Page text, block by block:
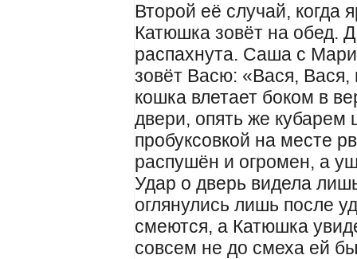
Второй её случай, когда
Катюшка зовёт на обед.
распахнута. Саша с
зовёт Васю: «Вася,
кошка влетает боком в
двери, опять же кубарем
пробуксовкой на месте
распушён и огромен, а
Удар о дверь видела
оглянулись лишь после
смеются, а Катюшка
совсем не до смеха ей